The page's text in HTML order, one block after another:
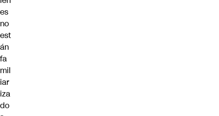
es
no
est
án
fa
mil
iar
iza
do